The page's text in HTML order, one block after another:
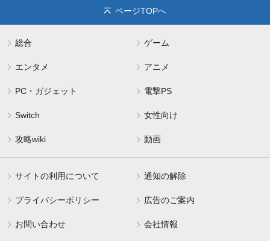
ページTOPへ
総合 ゲーム
エンタメ アニメ
PC・ガジェット 電撃PS
Switch 女性向け
攻略wiki 動画
サイトの利用について 通知の解除
プライバシーポリシー 広告のご案内
お問い合わせ 会社情報